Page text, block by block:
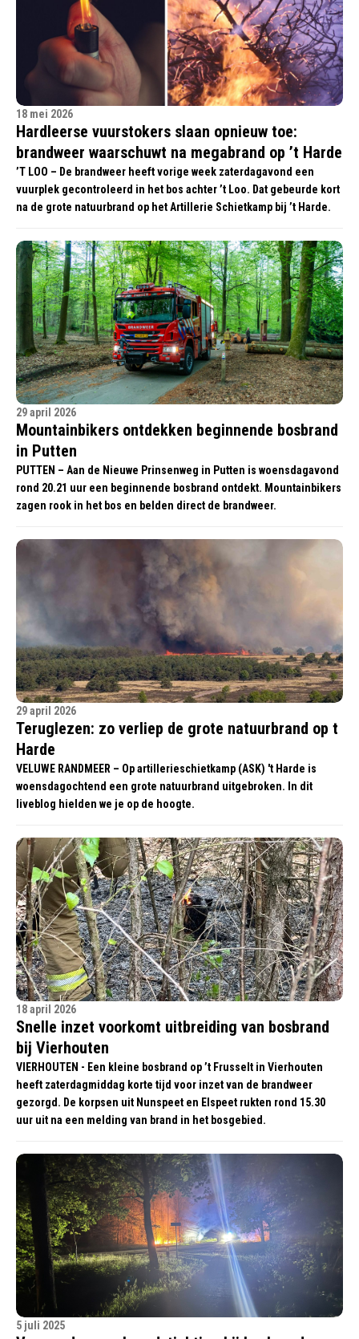
18 mei 2026
Hardleerse vuurstokers slaan opnieuw toe:
brandweer waarschuwt na megabrand op ’t Harde
’T LOO – De brandweer heeft vorige week zaterdagavond een
vuurplek gecontroleerd in het bos achter ’t Loo. Dat gebeurde kort
na de grote natuurbrand op het Artillerie Schietkamp bij ’t Harde.
29 april 2026
Mountainbikers ontdekken beginnende bosbrand
in Putten
PUTTEN – Aan de Nieuwe Prinsenweg in Putten is woensdagavond
rond 20.21 uur een beginnende bosbrand ontdekt. Mountainbikers
zagen rook in het bos en belden direct de brandweer.
29 april 2026
Teruglezen: zo verliep de grote natuurbrand op t
Harde
VELUWE RANDMEER – Op artillerieschietkamp (ASK) 't Harde is
woensdagochtend een grote natuurbrand uitgebroken. In dit
liveblog hielden we je op de hoogte.
18 april 2026
Snelle inzet voorkomt uitbreiding van bosbrand
bij Vierhouten
VIERHOUTEN - Een kleine bosbrand op ’t Frusselt in Vierhouten
heeft zaterdagmiddag korte tijd voor inzet van de brandweer
gezorgd. De korpsen uit Nunspeet en Elspeet rukten rond 15.30
uur uit na een melding van brand in het bosgebied.
5 juli 2025